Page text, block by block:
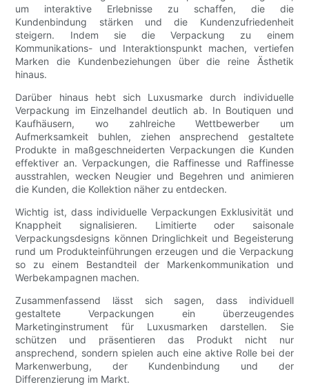
um interaktive Erlebnisse zu schaffen, die die
Kundenbindung stärken und die Kundenzufriedenheit
steigern. Indem sie die Verpackung zu einem
Kommunikations- und Interaktionspunkt machen, vertiefen
Marken die Kundenbeziehungen über die reine Ästhetik
hinaus.
Darüber hinaus hebt sich Luxusmarke durch individuelle
Verpackung im Einzelhandel deutlich ab. In Boutiquen und
Kaufhäusern, wo zahlreiche Wettbewerber um
Aufmerksamkeit buhlen, ziehen ansprechend gestaltete
Produkte in maßgeschneiderten Verpackungen die Kunden
effektiver an. Verpackungen, die Raffinesse und Raffinesse
ausstrahlen, wecken Neugier und Begehren und animieren
die Kunden, die Kollektion näher zu entdecken.
Wichtig ist, dass individuelle Verpackungen Exklusivität und
Knappheit signalisieren. Limitierte oder saisonale
Verpackungsdesigns können Dringlichkeit und Begeisterung
rund um Produkteinführungen erzeugen und die Verpackung
so zu einem Bestandteil der Markenkommunikation und
Werbekampagnen machen.
Zusammenfassend lässt sich sagen, dass individuell
gestaltete Verpackungen ein überzeugendes
Marketinginstrument für Luxusmarken darstellen. Sie
schützen und präsentieren das Produkt nicht nur
ansprechend, sondern spielen auch eine aktive Rolle bei der
Markenwerbung, der Kundenbindung und der
Differenzierung im Markt.